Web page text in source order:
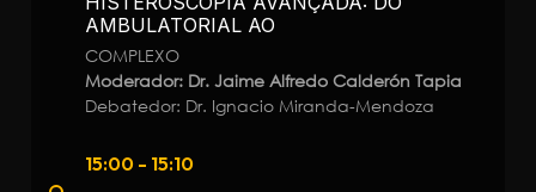
AMBULATORIAL AO
COMPLEXO
Moderador: Dr. Jaime Alfredo Calderón Tapia
Debatedor: Dr. Ignacio Miranda-Mendoza
15:00 - 15:10